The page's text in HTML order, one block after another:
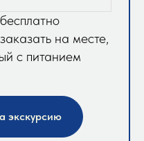
на месте,
с питанием
экскурсию